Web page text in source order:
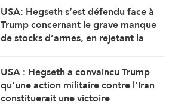
USA: Hegseth s’est défendu face à
Trump concernant le grave manque
de stocks d’armes, en rejetant la
Post, citant deux sources)
USA : Hegseth a convaincu Trump
qu’une action militaire contre l’Iran
constituerait une victoire